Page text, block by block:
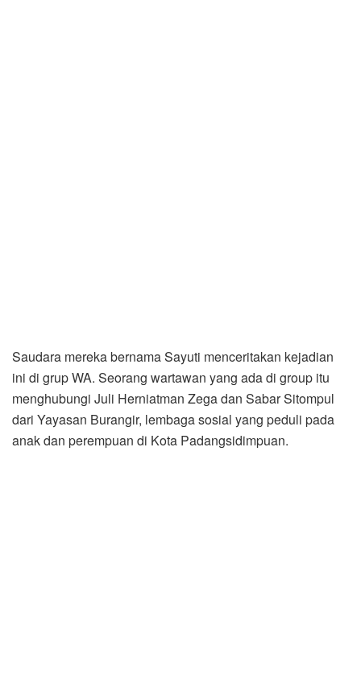
Saudara mereka bernama Sayuti menceritakan kejadian
ini di grup WA. Seorang wartawan yang ada di group itu
menghubungi Juli Herniatman Zega dan Sabar Sitompul
dari Yayasan Burangir, lembaga sosial yang peduli pada
anak dan perempuan di Kota Padangsidimpuan.